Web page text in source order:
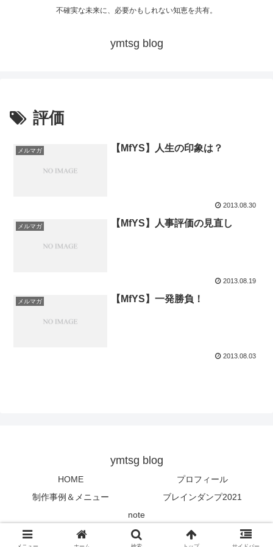
不確実な未来に、必要かもしれない知恵を共有。
ymtsg blog
評価
メルマガ 【MfYS】人生の印象は？
2013.08.30
メルマガ 【MfYS】人事評価の見直し
2013.08.19
メルマガ 【MfYS】一発勝負！
2013.08.03
ymtsg blog
HOME
プロフィール
制作事例＆メニュー
ブレインダンプ2021
note
© 2013 ymtsg blog.